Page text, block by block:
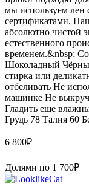
мы используем лен
сертификатами.
абсолютно чистой
естественного
временем.&nbsp;
Шоколадный
стирка или
отбеливать Не
машинке Не
Гладить еще
Грудь 78 Талия 60
6 800₽
Долями по 1 700₽